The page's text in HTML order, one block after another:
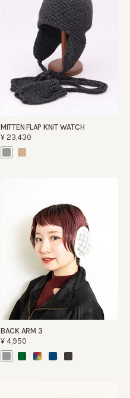
MITTEN FLAP KNIT WATCH
¥23,430
BACK ARM 3
¥4,950